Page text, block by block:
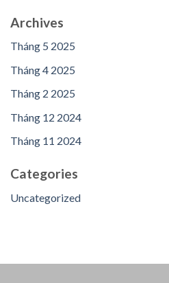
Archives
Tháng 5 2025
Tháng 4 2025
Tháng 2 2025
Tháng 12 2024
Tháng 11 2024
Categories
Uncategorized